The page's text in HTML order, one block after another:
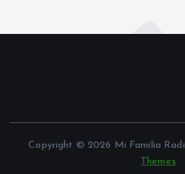
Copyright © 2026 Mi Familia
Themes